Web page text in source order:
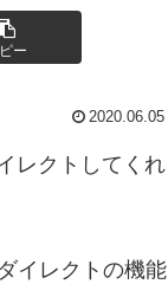
ー
2020.06.05
レクトしてくれ
イレクトの機能